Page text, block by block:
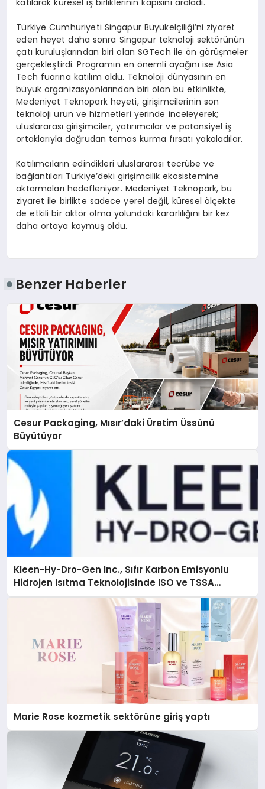
katılarak küresel iş birliklerinin kapısını araladı.
Türkiye Cumhuriyeti Singapur Büyükelçiliği’ni ziyaret
eden heyet daha sonra Singapur teknoloji sektörünün
çatı kuruluşlarından biri olan SGTech ile ön görüşmeler
gerçekleştirdi. Programın en önemli ayağını ise Asia
Tech fuarına katılım oldu. Teknoloji dünyasının en
büyük organizasyonlarından biri olan bu etkinlikte,
Medeniyet Teknopark heyeti, girişimcilerinin son
teknoloji ürün ve hizmetleri yerinde inceleyerek;
uluslararası girişimciler, yatırımcılar ve potansiyel iş
ortaklarıyla doğrudan temas kurma fırsatı yakaladılar.
Katılımcıların edindikleri uluslararası tecrübe ve
bağlantıları Türkiye’deki girişimcilik ekosistemine
aktarmaları hedefleniyor. Medeniyet Teknopark, bu
ziyaret ile birlikte sadece yerel değil, küresel ölçekte
de etkili bir aktör olma yolundaki kararlılığını bir kez
daha ortaya koymuş oldu.
Benzer Haberler
Cesur Packaging, Mısır’daki Üretim Üssünü
Büyütüyor
Kleen-Hy-Dro-Gen Inc., Sıfır Karbon Emisyonlu
Hidrojen Isıtma Teknolojisinde ISO ve TSSA
Düzenleyici Onaylarını Aldı
Marie Rose kozmetik sektörüne giriş yaptı